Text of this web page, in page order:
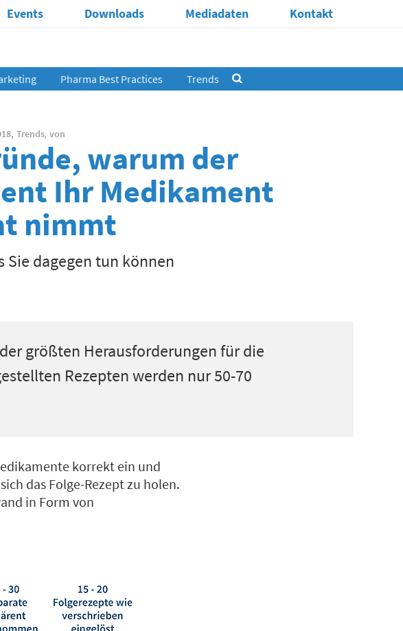
Events Downloads Mediadaten Kontakt
Pharma Best Practices Trends
Trends, von
warum der
Ihr Medikament
nimmt
Sie dagegen tun können
größten Herausforderungen für die
Rezepten werden nur 50-70
korrekt ein und
das Folge-Rezept zu holen.
in Form von